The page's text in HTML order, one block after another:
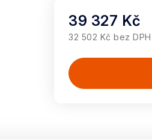
39 327 Kč
32 502 Kč bez DPH